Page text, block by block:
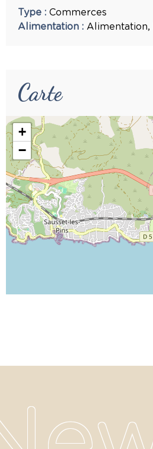
Type : Commerces
Alimentation : Alimentation
Carte
+
−